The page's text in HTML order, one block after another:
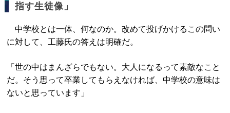
指す生徒像」
中学校とは一体、何なのか。改めて投げかけるこの問い
に対して、工藤氏の答えは明確だ。
「世の中はまんざらでもない。大人になるって素敵なこと
だ。そう思って卒業してもらえなければ、中学校の意味は
ないと思っています」